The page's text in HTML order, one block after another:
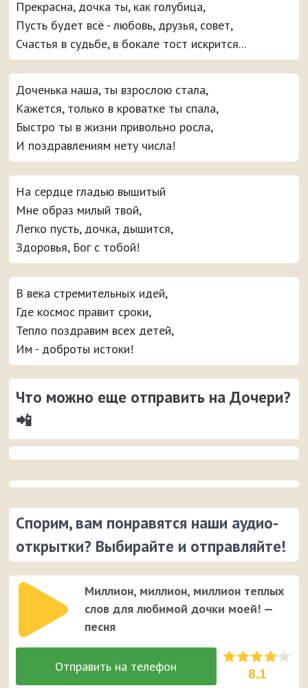
Прекрасна, дочка ты, как голубица,
Пусть будет всё - любовь, друзья, совет,
Счастья в судьбе, в бокале тост искрится...
Доченька наша, ты взрослою стала,
Кажется, только в кроватке ты спала,
Быстро ты в жизни привольно росла,
И поздравлениям нету числа!
На сердце гладью вышитый
Мне образ милый твой,
Легко пусть, дочка, дышится,
Здоровья, Бог с тобой!
В века стремительных идей,
Где космос правит сроки,
Тепло поздравим всех детей,
Им - доброты истоки!
Что можно еще отправить на Дочери?
📲
Спорим, вам понравятся наши аудио-
открытки? Выбирайте и отправляйте!
Миллион, миллион, миллион теплых
слов для любимой дочки моей! —
песня
8.1